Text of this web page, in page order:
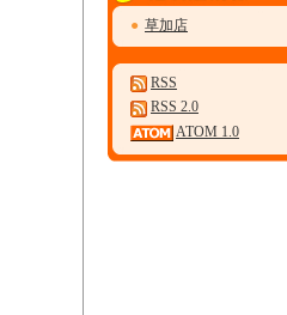
● 草加店
RSS
RSS 2.0
ATOM 1.0